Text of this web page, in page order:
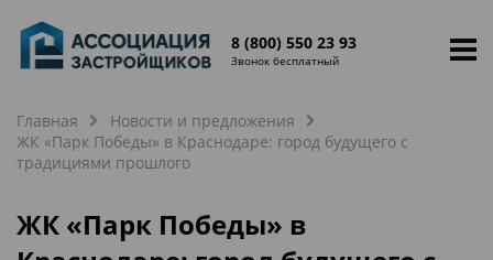
8 (800) 550 23 93
Звонок бесплатный
Главная
Новости и предложения
ЖК «Парк Победы» в Краснодаре: город будущего с
традициями прошлого
ЖК «Парк Победы» в